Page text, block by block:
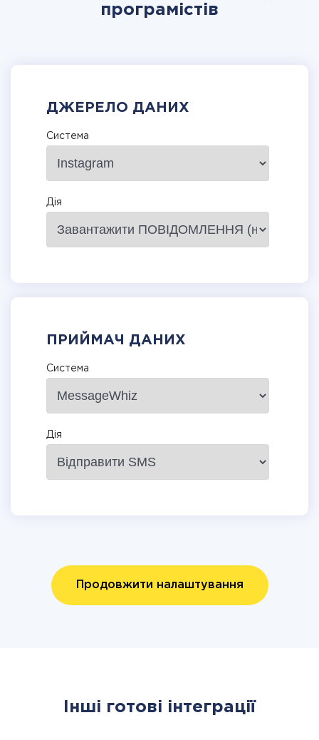
програмістів
ДЖЕРЕЛО ДАНИХ
Система
Дія
ПРИЙМАЧ ДАНИХ
Система
Дія
Продовжити налаштування
Інші готові інтеграції